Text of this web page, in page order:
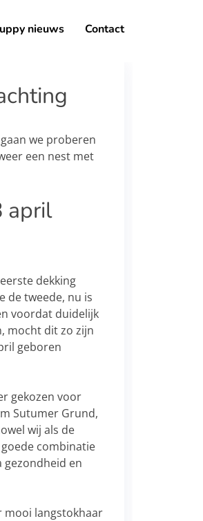
nieuws Contact
we proberen
een nest met
april
dekking
de tweede, nu is
voordat duidelijk
mocht dit zo zijn
geboren
gekozen voor
Sutumer Grund,
wij als de
combinatie
gezondheid en
mooi langstokhaar